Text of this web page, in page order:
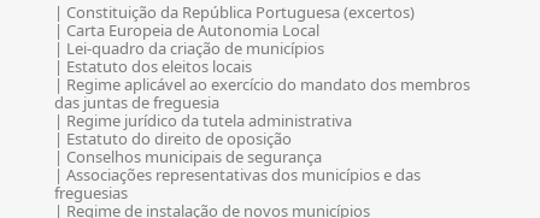
| Constituição da República Portuguesa (excertos)
| Carta Europeia de Autonomia Local
| Lei-quadro da criação de municípios
| Estatuto dos eleitos locais
| Regime aplicável ao exercício do mandato dos membros
das juntas de freguesia
| Regime jurídico da tutela administrativa
| Estatuto do direito de oposição
| Conselhos municipais de segurança
| Associações representativas dos municípios e das
freguesias
| Regime de instalação de novos municípios